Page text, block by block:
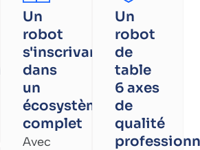
Un
robot
s'inscrivant
dans
un
écosystème
complet
Avec
Un
robot
de
table
6 axes
de
qualité